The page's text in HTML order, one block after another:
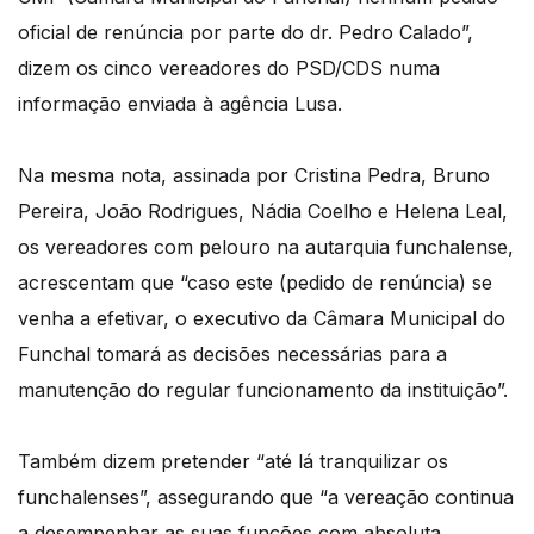
oficial de renúncia por parte do dr. Pedro Calado”,
dizem os cinco vereadores do PSD/CDS numa
informação enviada à agência Lusa.
Na mesma nota, assinada por Cristina Pedra, Bruno
Pereira, João Rodrigues, Nádia Coelho e Helena Leal,
os vereadores com pelouro na autarquia funchalense,
acrescentam que “caso este (pedido de renúncia) se
venha a efetivar, o executivo da Câmara Municipal do
Funchal tomará as decisões necessárias para a
manutenção do regular funcionamento da instituição”.
Também dizem pretender “até lá tranquilizar os
funchalenses”, assegurando que “a vereação continua